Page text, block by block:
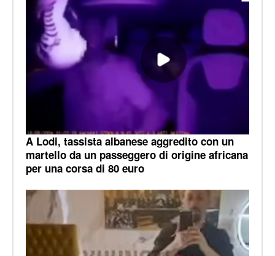
A Lodi, tassista albanese aggredito con un
martello da un passeggero di origine africana
per una corsa di 80 euro